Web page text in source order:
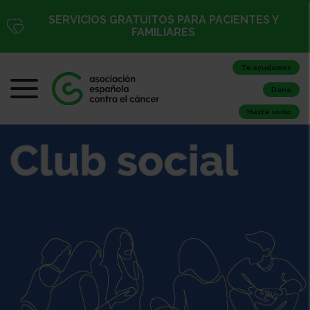
SERVICIOS GRATUITOS PARA PACIENTES Y
FAMILIARES
Te ayudamos
Dona
Hazte socio